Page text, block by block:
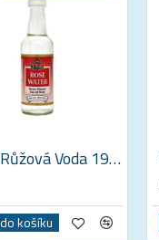
(TRS) Růžová Voda 190 ml
košíku